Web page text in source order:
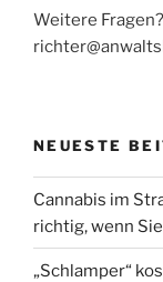
Weitere
NEUESTE
Cannabis im
richtig, wenn
„Schlamper“